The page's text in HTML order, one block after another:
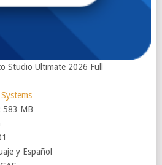
Studio Ultimate 2026 Full
583 MB
y Español